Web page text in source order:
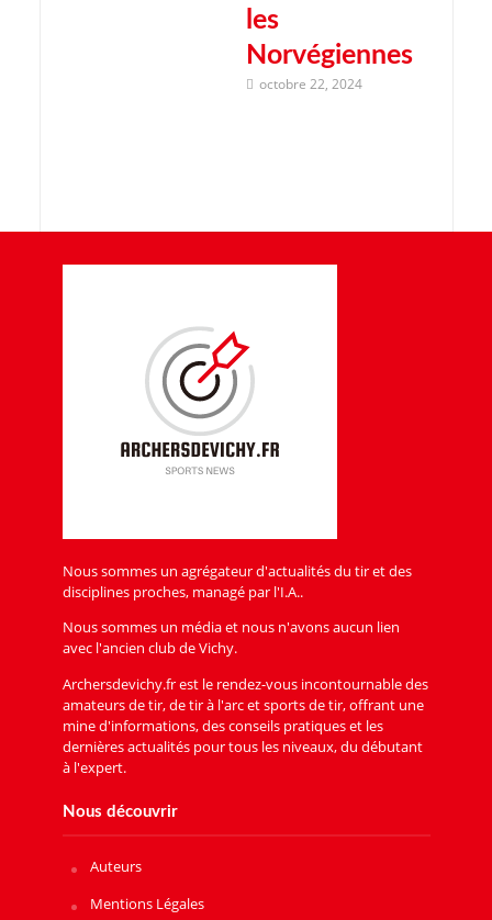
les
Norvégiennes
octobre 22, 2024
Nous sommes un agrégateur d'actualités du tir et des
disciplines proches, managé par l'I.A..
Nous sommes un média et nous n'avons aucun lien
avec l'ancien club de Vichy.
Archersdevichy.fr est le rendez-vous incontournable des
amateurs de tir, de tir à l'arc et sports de tir, offrant une
mine d'informations, des conseils pratiques et les
dernières actualités pour tous les niveaux, du débutant
à l'expert.
Nous découvrir
Auteurs
Mentions Légales